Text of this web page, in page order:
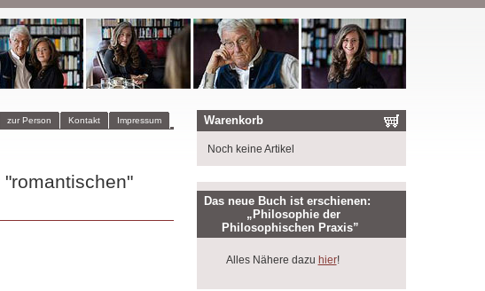
Impressum
Kontakt
zur Person
Warenkorb
Noch keine Artikel
Das neue Buch ist erschienen:
„Philosophie der
Philosophischen Praxis”
Alles Nähere dazu hier!